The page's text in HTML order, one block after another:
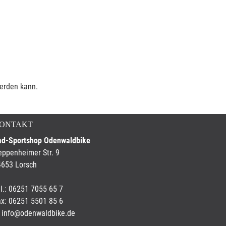
kann.
Sportshop Odenwaldbike
Str. 9
Lorsch
06251 7055 65 7
06251 5501 85 6
info@odenwaldbike.de